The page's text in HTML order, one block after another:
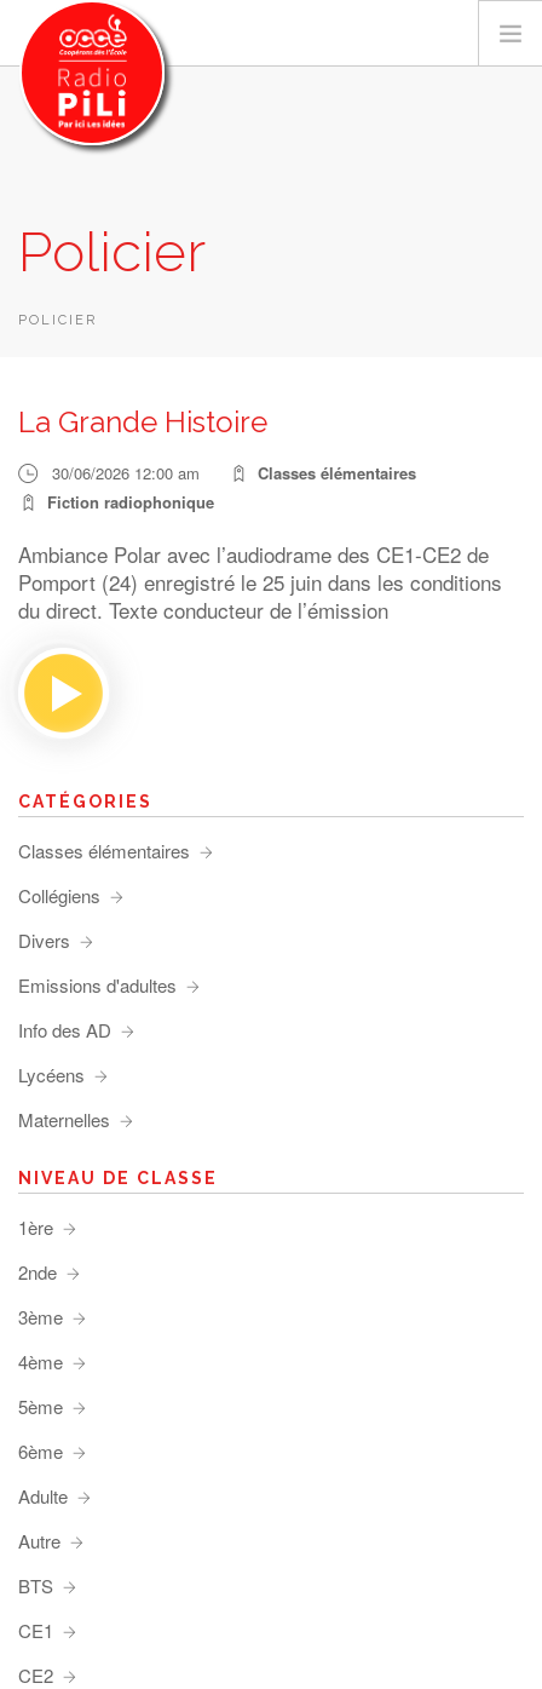
GRILLE DES PROGRAMMES
EMISSIONS / PODCASTS
RECHERCHER
Policier
POLICIER
La Grande Histoire
30/06/2026 12:00 am
Classes élémentaires
Fiction radiophonique
Ambiance Polar avec l’audiodrame des CE1-CE2 de
Pomport (24) enregistré le 25 juin dans les conditions
du direct. Texte conducteur de l’émission
CATÉGORIES
Classes élémentaires
Collégiens
Divers
Emissions d'adultes
Info des AD
Lycéens
Maternelles
NIVEAU DE CLASSE
1ère
2nde
3ème
4ème
5ème
6ème
Adulte
Autre
BTS
CE1
CE2